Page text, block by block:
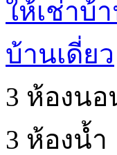
ให้เช่าบ้
บ้านเดี่ยว
3 ห้องนอ
3 ห้องน้ำ